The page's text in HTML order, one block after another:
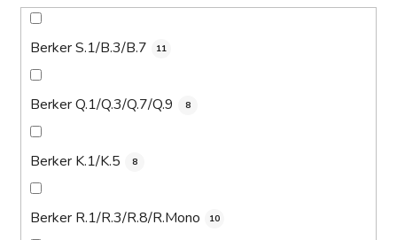
Berker S.1/B.3/B.7 11
Berker Q.1/Q.3/Q.7/Q.9 8
Berker K.1/K.5 8
Berker R.1/R.3/R.8/R.Mono 10